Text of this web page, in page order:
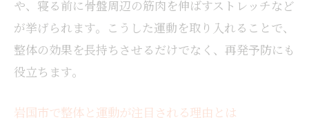
整体運動の定期的な実践がもたらす効果
や、寝る前に骨盤周辺の筋肉を伸ばすストレッチなど
が挙げられます。こうした運動を取り入れることで、
整体の効果を長持ちさせるだけでなく、再発予防にも
役立ちます。
岩国市で整体と運動が注目される理由とは